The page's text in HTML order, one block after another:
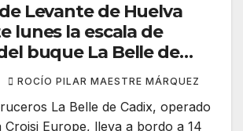
Levante de Huelva
lunes la escala de
buque La Belle de
ROCÍO PILAR MAESTRE MÁRQUEZ
La Belle de Cadix, operado
Croisi Europe, lleva a bordo a 14